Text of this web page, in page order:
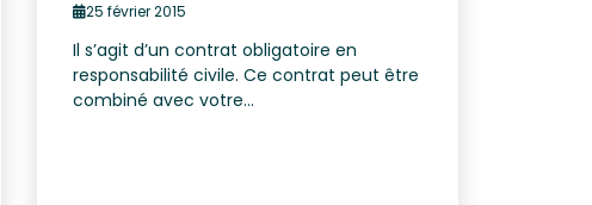
25 février 2015
Il s’agit d’un contrat obligatoire en
responsabilité civile. Ce contrat peut être
combiné avec votre...